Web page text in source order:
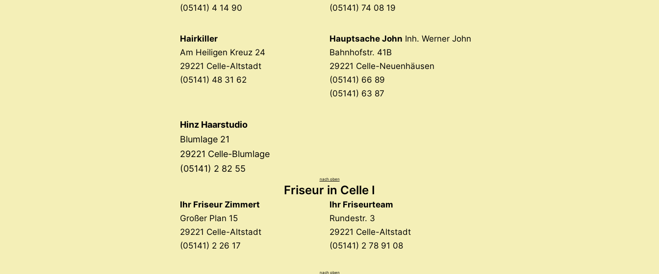
(05141) 4 14 90
(05141) 74 08 19
Hairkiller
Am Heiligen Kreuz 24
29221 Celle-Altstadt
(05141) 48 31 62
Hauptsache John Inh. Werner John
Bahnhofstr. 41B
29221 Celle-Neuenhäusen
(05141) 66 89
(05141) 63 87
Hinz Haarstudio
Blumlage 21
29221 Celle-Blumlage
(05141) 2 82 55
nach oben
Friseur in Celle I
Ihr Friseur Zimmert
Großer Plan 15
29221 Celle-Altstadt
(05141) 2 26 17
Ihr Friseurteam
Rundestr. 3
29221 Celle-Altstadt
(05141) 2 78 91 08
nach oben